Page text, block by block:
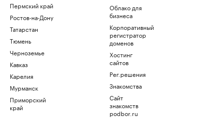
Пермский край
Ростов-на-Дону
Татарстан
Тюмень
Черноземье
Кавказ
Карелия
Мурманск
Приморский
край
Облако для
бизнеса
Корпоративный
регистратор
доменов
Хостинг
сайтов
Рег.решения
Знакомства
Сайт
знакомств
podbor.ru